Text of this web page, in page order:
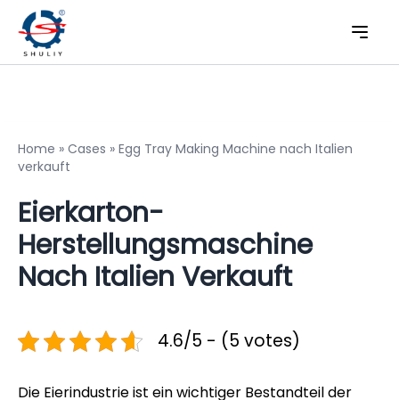
Home » Cases » Egg Tray Making Machine nach Italien
verkauft
Eierkarton-
Herstellungsmaschine
Nach Italien Verkauft
4.6/5 - (5 votes)
Die Eierindustrie ist ein wichtiger Bestandteil der